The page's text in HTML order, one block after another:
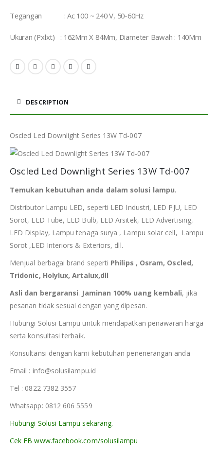
Tegangan : Ac 100 ~ 240 V, 50-60Hz
Ukuran (Pxlxt) : 162Mm X 84Mm, Diameter Bawah : 140Mm
DESCRIPTION
Oscled Led Downlight Series 13W Td-007
Oscled Led Downlight Series 13W Td-007
Temukan kebutuhan anda dalam solusi lampu.
Distributor Lampu LED, seperti LED Industri, LED PJU, LED
Sorot, LED Tube, LED Bulb, LED Arsitek, LED Advertising,
LED Display, Lampu tenaga surya , Lampu solar cell, Lampu
Sorot ,LED Interiors & Exteriors, dll.
Menjual berbagai brand seperti Philips , Osram, Oscled,
Tridonic, Holylux, Artalux,dll
Asli dan bergaransi. Jaminan 100% uang kembali, jika
pesanan tidak sesuai dengan yang dipesan.
Hubungi Solusi Lampu untuk mendapatkan penawaran harga
serta konsultasi terbaik.
Konsultansi dengan kami kebutuhan penenerangan anda
Email : info@solusilampu.id
Tel : 0822 7382 3557
Whatsapp: 0812 606 5559
Hubungi Solusi Lampu sekarang.
Cek FB www.facebook.com/solusilampu